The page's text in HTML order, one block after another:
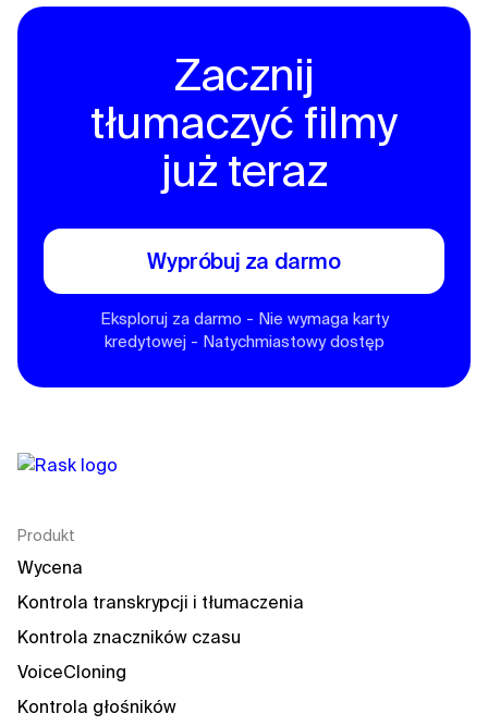
Zacznij
tłumaczyć filmy
już teraz
Wypróbuj za darmo
Eksploruj za darmo - Nie wymaga karty
kredytowej - Natychmiastowy dostęp
Produkt
Wycena
Kontrola transkrypcji i tłumaczenia
Kontrola znaczników czasu
VoiceCloning
Kontrola głośników